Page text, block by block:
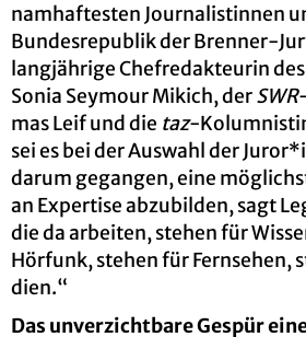
nam­haf­tes­ten Jour­na­lis­tin­nen
Bun­des­re­pu­blik der Bren­ner-
lang­jäh­ri­ge Chef­re­dak­teu­rin des
Sonia Sey­mour Mi­kich, derSWR
mas Leif und die taz-
sei es bei der Aus­wahl der
darum ge­gan­gen, eine
an Ex­per­ti­se ab­zu­bil­den, sagt
die da ar­bei­ten, ste­hen für
Hör­funk, ste­hen für
di­en.“
Das un­ver­zicht­ba­re Ge­spür